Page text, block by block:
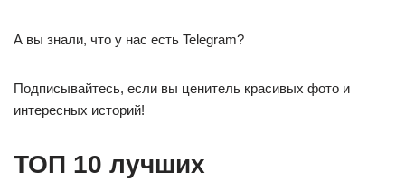
А вы знали, что у нас есть Telegram?
Подписывайтесь, если вы ценитель красивых фото и
интересных историй!
ТОП 10 лучших